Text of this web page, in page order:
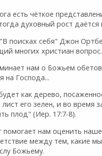
есть чёткое
духовный рост
поисках себя" Джон
многих христиан вопрос.
нам о Божьем
на Господа...
как дерево,
лист его зелен, и во время
плод" (Иер. 17:7-8).
помогает нам оценить
между тем, какие
Божьему.